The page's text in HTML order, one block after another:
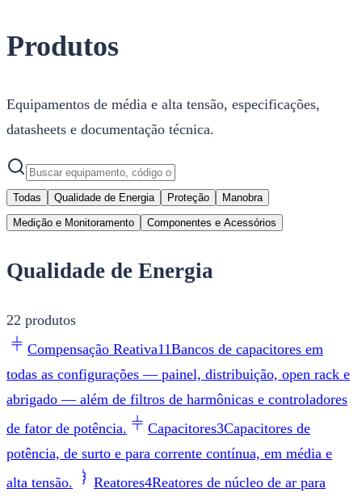
Produtos
Equipamentos de média e alta tensão, especificações,
datasheets e documentação técnica.
Todas Qualidade de Energia Proteção Manobra
Medição e Monitoramento Componentes e Acessórios
Qualidade de Energia
22 produtos
Compensação Reativa11Bancos de capacitores em
todas as configurações — painel, distribuição, open rack e
abrigado — além de filtros de harmônicas e controladores
de fator de potência.
Capacitores3Capacitores de
potência, de surto e para corrente contínua, em média e
alta tensão.
Reatores4Reatores de núcleo de ar para